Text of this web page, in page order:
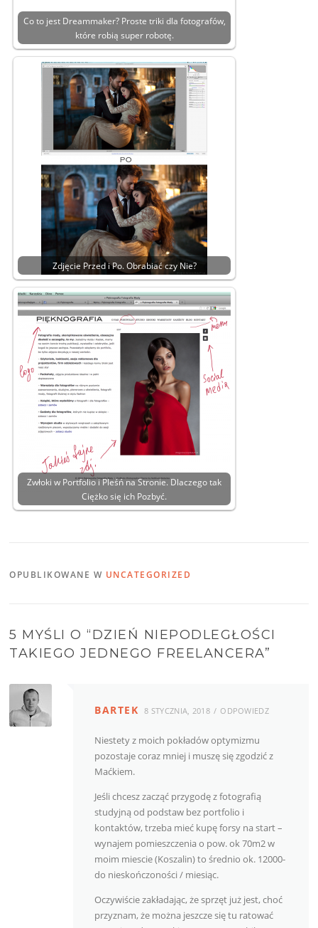
Co to jest Dreammaker? Proste triki dla fotografów,
które robią super robotę.
Zdjęcie Przed i Po. Obrabiać czy Nie?
Zwłoki w Portfolio i Pleśń na Stronie. Dlaczego tak
Ciężko się ich Pozbyć.
OPUBLIKOWANE W UNCATEGORIZED
5 MYŚLI O “DZIEŃ NIEPODLEGŁOŚCI
TAKIEGO JEDNEGO FREELANCERA”
BARTEK 8 STYCZNIA, 2018 ODPOWIEDZ
Niestety z moich pokładów optymizmu
pozostaje coraz mniej i muszę się zgodzić z
Maćkiem.
Jeśli chcesz zacząć przygodę z fotografią
studyjną od podstaw bez portfolio i
kontaktów, trzeba mieć kupę forsy na start –
wynajem pomieszczenia o pow. ok 70m2 w
moim miescie (Koszalin) to średnio ok. 12000-
do nieskończoności / miesiąc.
Oczywiście zakładając, że sprzęt już jest, choć
przyznam, że można jeszcze się tu ratować